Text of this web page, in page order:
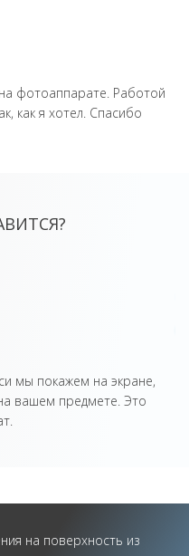
фотоаппарате. Работой
как я хотел. Спасибо
мы покажем на экране,
вашем предмете. Это
на поверхность из